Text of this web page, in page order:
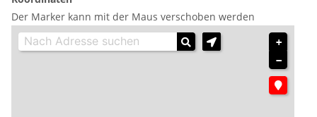
Der Marker kann mit der Maus verschoben werden
+
−